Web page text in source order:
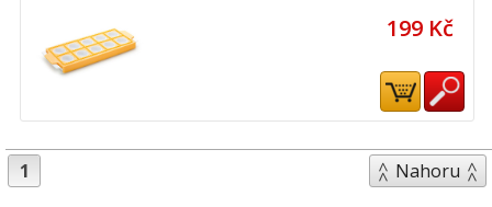
199 Kč
1 Nahoru